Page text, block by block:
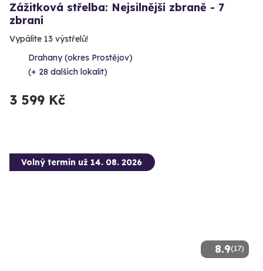
Zážitková střelba: Nejsilnější zbraně - 7
zbraní
Vypálíte 13 výstřelů!
Drahany (okres Prostějov)
(+ 28 dalších lokalit)
3 599 Kč
8.9(17)
Volný termín už 14. 08. 2026